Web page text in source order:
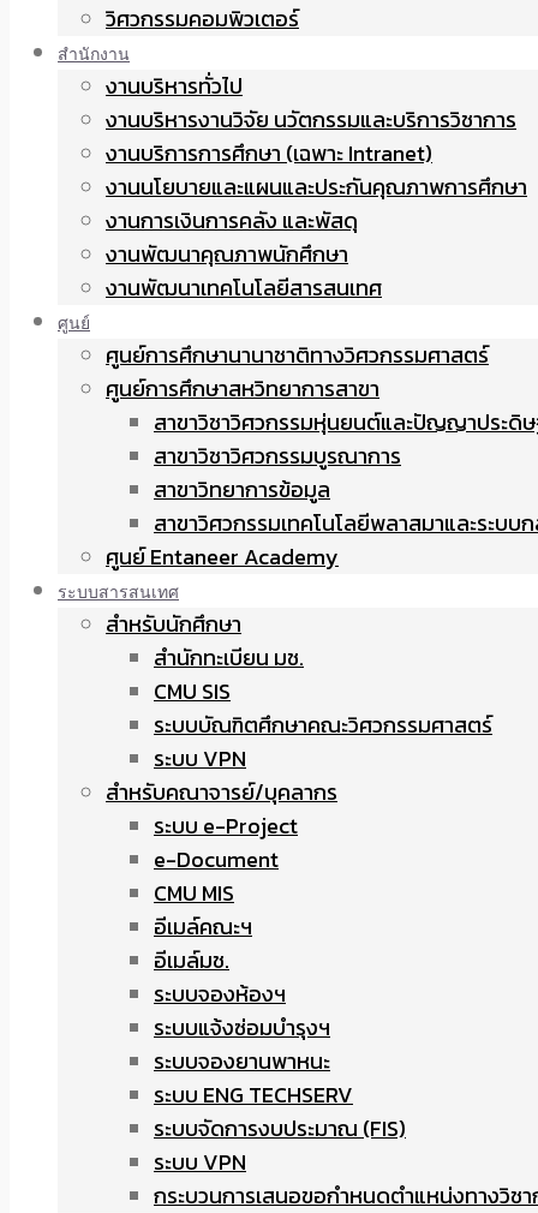
วิศวกรรมคอมพิวเตอร์
สำนักงาน
งานบริหารทั่วไป
งานบริหารงานวิจัย นวัตกรรมและบริการวิชาการ
งานบริการการศึกษา (เฉพาะ Intranet)
งานนโยบายและแผนและประกันคุณภาพการศึกษา
งานการเงินการคลัง และพัสดุ
งานพัฒนาคุณภาพนักศึกษา
งานพัฒนาเทคโนโลยีสารสนเทศ
ศูนย์
ศูนย์การศึกษานานาชาติทางวิศวกรรมศาสตร์
ศูนย์การศึกษาสหวิทยาการสาขา
สาขาวิชาวิศวกรรมหุ่นยนต์และปัญญาประดิ
สาขาวิชาวิศวกรรมบูรณาการ
สาขาวิทยาการข้อมูล
สาขาวิศวกรรมเทคโนโลยีพลาสมาและระบบ
ศูนย์ Entaneer Academy
ระบบสารสนเทศ
สำหรับนักศึกษา
สำนักทะเบียน มช.
CMU SIS
ระบบบัณฑิตศึกษาคณะวิศวกรรมศาสตร์
ระบบ VPN
สำหรับคณาจารย์/บุคลากร
ระบบ e-Project
e-Document
CMU MIS
อีเมล์คณะฯ
อีเมล์มช.
ระบบจองห้องฯ
ระบบแจ้งซ่อมบำรุงฯ
ระบบจองยานพาหนะ
ระบบ ENG TECHSERV
ระบบจัดการงบประมาณ (FIS)
ระบบ VPN
กระบวนการเสนอขอกำหนดตำแหน่งทางวิช